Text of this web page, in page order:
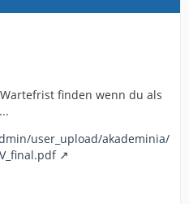
finden wenn du als
user_upload/akademinia/